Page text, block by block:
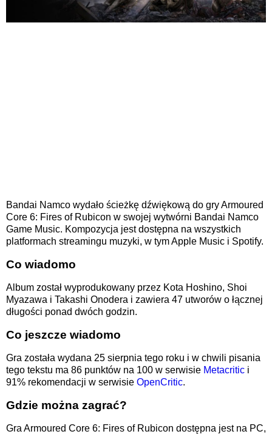
Bandai Namco wydało ścieżkę dźwiękową do gry Armoured
Core 6: Fires of Rubicon w swojej wytwórni Bandai Namco
Game Music. Kompozycja jest dostępna na wszystkich
platformach streamingu muzyki, w tym Apple Music i Spotify.
Co wiadomo
Album został wyprodukowany przez Kota Hoshino, Shoi
Myazawa i Takashi Onodera i zawiera 47 utworów o łącznej
długości ponad dwóch godzin.
Co jeszcze wiadomo
Gra została wydana 25 sierpnia tego roku i w chwili pisania
tego tekstu ma 86 punktów na 100 w serwisie Metacritic i
91% rekomendacji w serwisie OpenCritic.
Gdzie można zagrać?
Gra Armoured Core 6: Fires of Rubicon dostępna jest na PC,